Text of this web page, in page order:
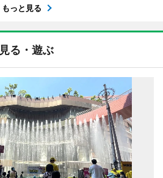
もっと見る
見る・遊ぶ